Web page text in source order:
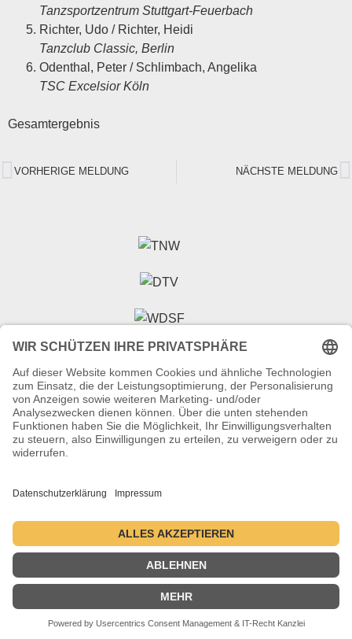
Tanzsportzentrum Stuttgart-Feuerbach
Richter, Udo / Richter, Heidi
Tanzclub Classic, Berlin
Odenthal, Peter / Schlimbach, Angelika
TSC Excelsior Köln
Gesamtergebnis
VORHERIGE MELDUNG NÄCHSTE MELDUNG
Tanzsportverband Nordrhein-Westfalen e.V.
Veranstaltungsort:
Historische Stadthalle Wuppertal
Johannisberg 40
Termine:
2.–5. Juli 2026 ・ 1.–4. Juli 2027 ・ 6.–9. Juli 2028
© 2004-2026 - danceComp
Datenschutzerklärung